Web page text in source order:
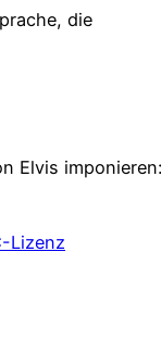
die
Elvis
Lizenz